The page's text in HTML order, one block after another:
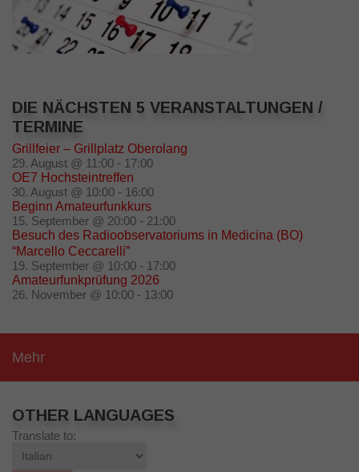
DIE NÄCHSTEN 5 VERANSTALTUNGEN /
TERMINE
Grillfeier – Grillplatz Oberolang
29. August @ 11:00 - 17:00
OE7 Hochsteintreffen
30. August @ 10:00 - 16:00
Beginn Amateurfunkkurs
15. September @ 20:00 - 21:00
Besuch des Radioobservatoriums in Medicina (BO)
“Marcello Ceccarelli”
19. September @ 10:00 - 17:00
Amateurfunkprüfung 2026
26. November @ 10:00 - 13:00
Mehr
OTHER LANGUAGES
Translate to: